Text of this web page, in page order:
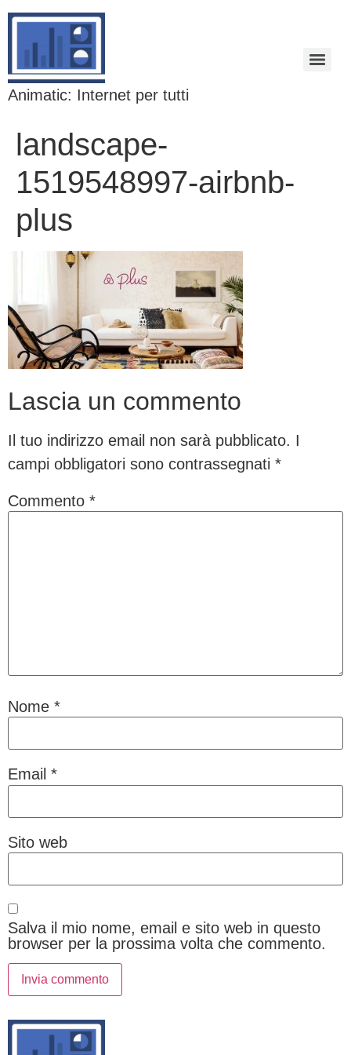
Animatic: Internet per tutti
landscape-
1519548997-airbnb-
plus
Lascia un commento
Il tuo indirizzo email non sarà pubblicato. I
campi obbligatori sono contrassegnati *
Commento *
Nome *
Email *
Sito web
Salva il mio nome, email e sito web in questo
browser per la prossima volta che commento.